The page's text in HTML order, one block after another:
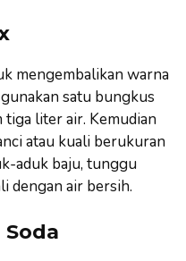
mengembalikan warna
satu bungkus
liter air. Kemudian
atau kuali berukuran
aduk baju, tunggu
dengan air bersih.